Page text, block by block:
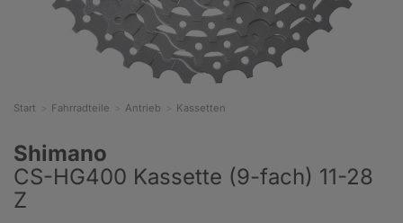
Start Fahrradteile Antrieb Kassetten
Shimano
CS-HG400 Kassette (9-fach) 11-28
Z